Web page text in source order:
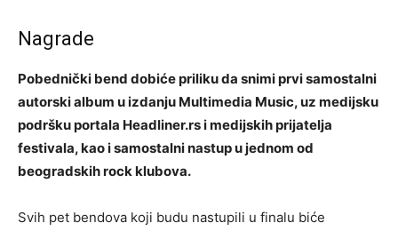
Nagrade
Pobednički bend dobiće priliku da snimi prvi samostalni
autorski album u izdanju Multimedia Music, uz medijsku
podršku portala Headliner.rs i medijskih prijatelja
festivala, kao i samostalni nastup u jednom od
beogradskih rock klubova.
Svih pet bendova koji budu nastupili u finalu biće